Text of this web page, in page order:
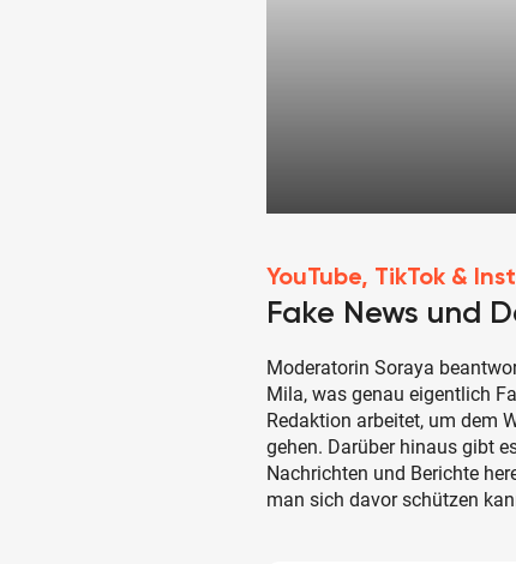
YouTube, TikTok &
Fake News und
Moderatorin Soraya
Mila, was genau eigentlich
Redaktion arbeitet, um dem
gehen. Darüber hinaus gibt
Nachrichten und Berichte
man sich davor schützen